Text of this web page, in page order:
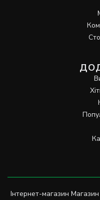
Інтернет-магазин